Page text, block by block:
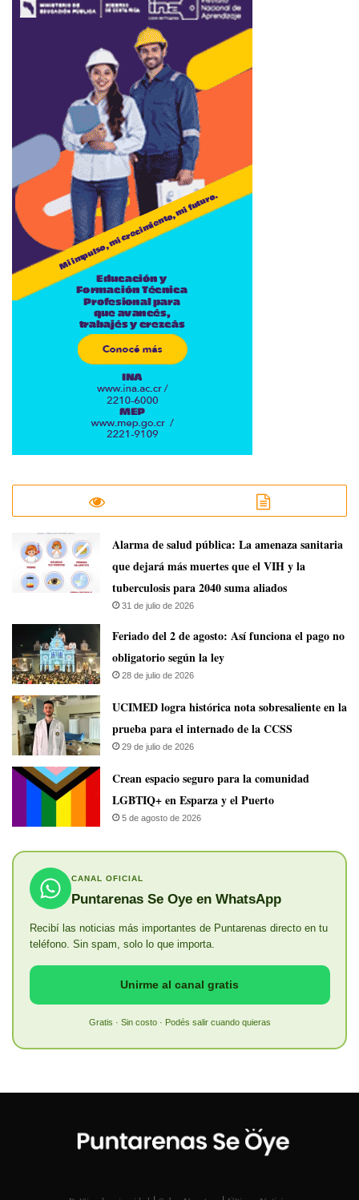
​Alarma de salud pública: La amenaza sanitaria
que dejará más muertes que el VIH y la
tuberculosis para 2040 suma aliados
31 de julio de 2026
Feriado del 2 de agosto: Así funciona el pago no
obligatorio según la ley
28 de julio de 2026
UCIMED logra histórica nota sobresaliente en la
prueba para el internado de la CCSS
29 de julio de 2026
Crean espacio seguro para la comunidad
LGBTIQ+ en Esparza y el Puerto
5 de agosto de 2026
CANAL OFICIAL
Puntarenas Se Oye en WhatsApp
Recibí las noticias más importantes de Puntarenas directo en tu
teléfono. Sin spam, solo lo que importa.
Unirme al canal gratis
Gratis · Sin costo · Podés salir cuando quieras